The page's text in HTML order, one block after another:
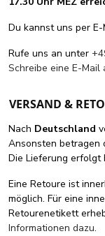
Du kannst uns per
Rufe uns an unter
Schreibe eine E-Mail
VERSAND &
Nach Deutschland
Ansonsten betragen
Die Lieferung erfolgt
Eine Retoure ist
möglich. Für eine
Retourenetikett
Informationen dazu.